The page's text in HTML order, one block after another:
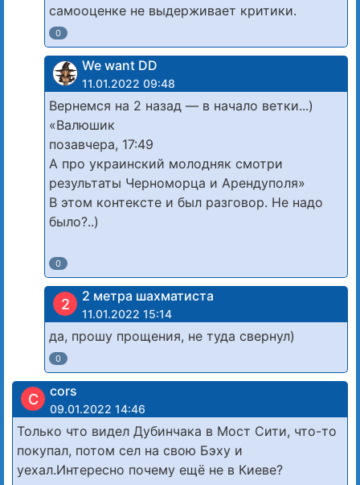
самооценке не выдерживает критики.
0
We want DD
11.01.2022 09:48
Вернемся на 2 назад — в начало ветки...)
«Валюшик
позавчера, 17:49
А про украинский молодняк смотри
результаты Черноморца и Арендуполя»
В этом контексте и был разговор. Не надо
было?..)
0
2 2 метра шахматиста
11.01.2022 15:14
да, прошу прощения, не туда свернул)
0
C cors
09.01.2022 14:46
Только что видел Дубинчака в Мост Сити, что-то
покупал, потом сел на свою Бэху и
уехал.Интересно почему ещё не в Киеве?